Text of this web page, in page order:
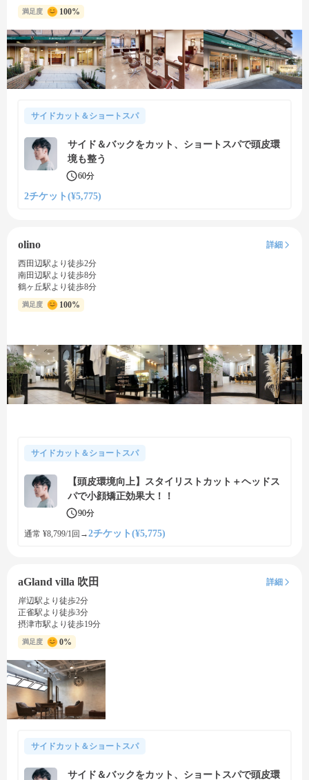
満足度 100%
サイドカット＆ショートスパ
サイド＆バックをカット、ショートスパで頭皮環
境も整う
60分
2チケット(¥5,775)
olino
詳細
西田辺駅より徒歩2分
南田辺駅より徒歩8分
鶴ヶ丘駅より徒歩8分
満足度 100%
サイドカット＆ショートスパ
【頭皮環境向上】スタイリストカット＋ヘッドス
パで小顔矯正効果大！！
90分
通常 ¥8,799/1回 →2チケット(¥5,775)
aGland villa 吹田
詳細
岸辺駅より徒歩2分
正雀駅より徒歩3分
摂津市駅より徒歩19分
満足度 0%
サイドカット＆ショートスパ
サイド＆バックをカット、ショートスパで頭皮環